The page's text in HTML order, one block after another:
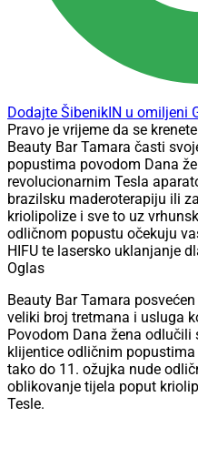
Dodajte ŠibenikIN u omiljeni
Pravo je vrijeme da se
Beauty Bar Tamara časti
popustima povodom Dana
revolucionarnim Tesla
brazilsku maderoterapiju ili
kriolipolize i sve to uz
odličnom popustu očekuju
HIFU te lasersko uklanjanje
Oglas
Beauty Bar Tamara
veliki broj tretmana i usluga
Povodom Dana žena
klijentice odličnim
tako do 11. ožujka nude
oblikovanje tijela poput
Tesle.